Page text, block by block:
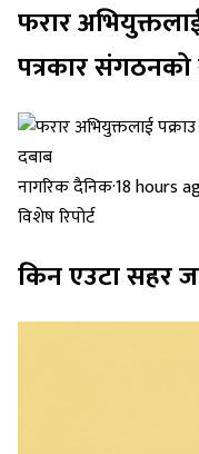
फरार
पत्रकार
नागरिक दैनिक·18 hours
विशेष रिपोर्ट
किन एउटा सहर